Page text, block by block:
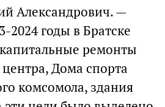
Александрович. —
2024 годы в Братске
ремонты
Дома спорта
комсомола, здания